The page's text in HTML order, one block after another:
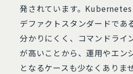
発されています。
デファクトスタンダードであ
分かりにくく、コマンドライ
が高いことから、運用やエン
となるケースも少なくありま